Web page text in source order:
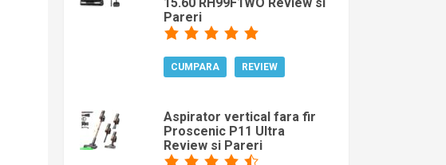
Pareri
CUMPARA REVIEW
Aspirator vertical fara fir
Proscenic P11 Ultra
Review si Pareri